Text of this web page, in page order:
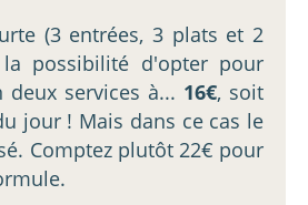
(3 entrées, 3 plats et 2
la possibilité d'opter pour
services à... 16€, soit
jour ! Mais dans ce cas le
Comptez plutôt 22€ pour